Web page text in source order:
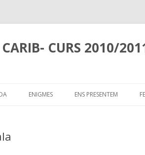
CARIB- CURS 2010/
ENIGMES ENS PRESENTEM